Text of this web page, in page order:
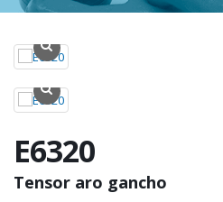
E6320
Tensor aro gancho